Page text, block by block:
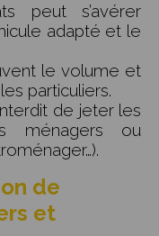
peut s’avérer
adapté et le
le volume et
particuliers.
de jeter les
ménagers ou
de
et